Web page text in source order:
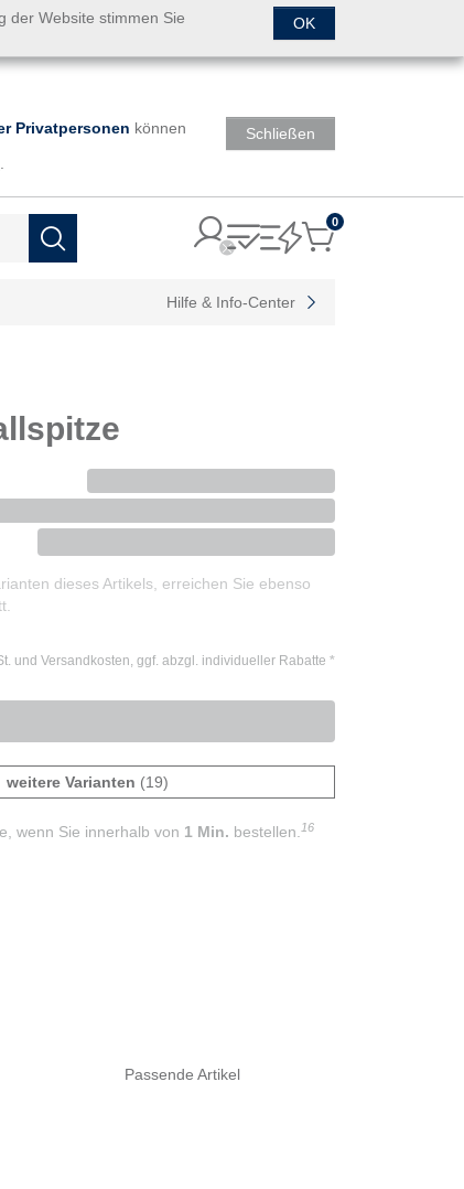
der Website stimmen Sie
OK
Privatpersonen können
Schließen
Suchen
0Items
Hilfe & Info-Center
dieses Artikels, erreichen Sie ebenso
und Versandkosten, ggf. abzgl. individueller Rabatte *
weitere Varianten (19)
wenn Sie innerhalb von 1 Min. bestellen. 16
Passende Artikel